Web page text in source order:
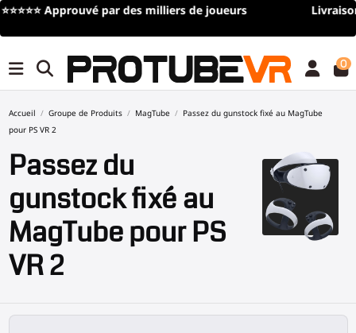
Livraison gratuite pour toute commande de plus de 100€/
0
Accueil Groupe de Produits MagTube
Passez du gunstock fixé au MagTube
pour PS VR 2
Passez du
gunstock fixé au
MagTube pour PS
VR 2